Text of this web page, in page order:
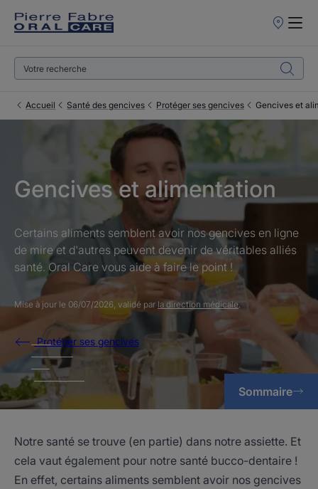
Points
Accueil Santé des gencives Protéger ses gencives Gencives et
Gencives et alimentation
Certains aliments semblent avoir nos gencives en ligne
de mire et d'autres peuvent devenir de véritables alliés
santé. Oral Care vous aide à faire le point !
Mise à jour le 06/07/2026, validé par la direction médicale.
Protéger ses gencives
Sommaire
Notre santé se trouve (en partie) dans notre assiette. Et
cela vaut également pour notre santé bucco-dentaire !
En effet, certains aliments semblent avoir nos gencives